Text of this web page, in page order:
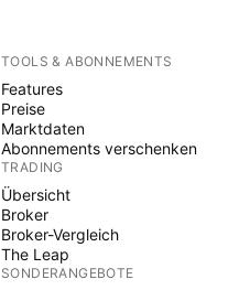
TOOLS & ABONNEMENTS
Features
Preise
Marktdaten
Abonnements verschenken
TRADING
Übersicht
Broker
Broker-Vergleich
The Leap
SONDERANGEBOTE